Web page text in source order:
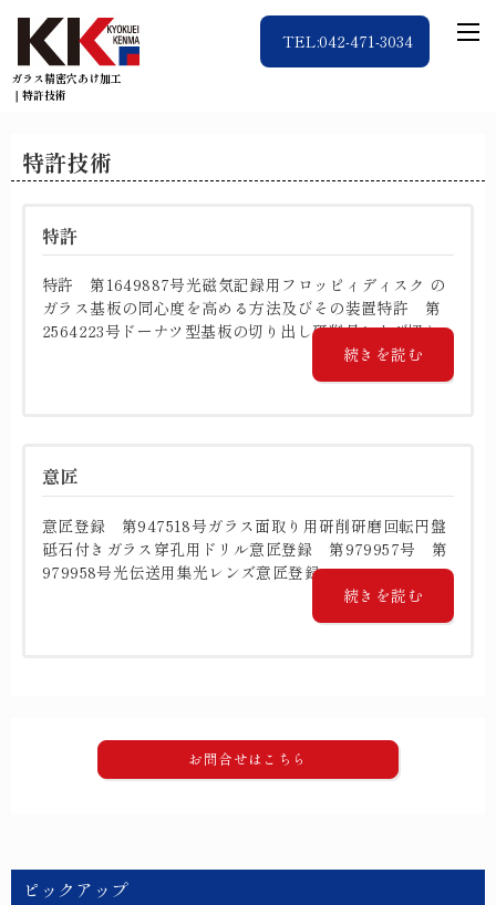
ガラス精密穴あけ加工
｜特許技術
TEL:042-471-3034
特許技術
特許
特許 第1649887号光磁気記録用フロッピィディスク の
ガラス基板の同心度を高める方法及びその装置特許 第
2564223号ドーナツ型基板の切り出し研削具および切り...
続きを読む
意匠
意匠登録 第947518号ガラス面取り用研削研磨回転円盤
砥石付きガラス穿孔用ドリル意匠登録 第979957号 第
979958号光伝送用集光レンズ意匠登録 ...
続きを読む
お問合せはこちら
ピックアップ